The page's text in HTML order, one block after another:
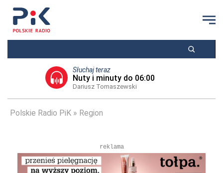
Słuchaj teraz
Nuty i minuty do 06:00
Dariusz Tomaszewski
Polskie Radio PiK Region
reklama